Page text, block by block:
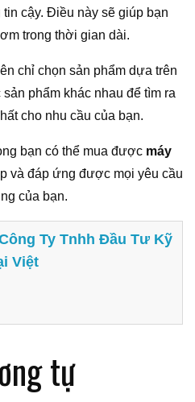
cậy. Điều này sẽ giúp bạn
trong thời gian dài.
chỉ chọn sản phẩm dựa trên
phẩm khác nhau để tìm ra
cho nhu cầu của bạn.
bạn có thể mua được máy
và đáp ứng được mọi yêu cầu
của bạn.
Ty Tnhh Đầu Tư Kỹ
Việt
tự